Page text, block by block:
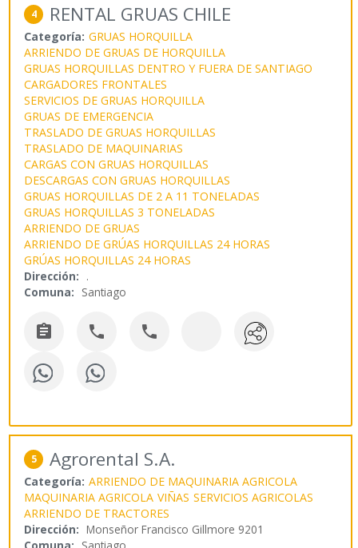
4 RENTAL GRUAS CHILE
Categoría: GRUAS HORQUILLA
ARRIENDO DE GRUAS DE HORQUILLA
GRUAS HORQUILLAS DENTRO Y FUERA DE SANTIAGO
CARGADORES FRONTALES
SERVICIOS DE GRUAS HORQUILLA
GRUAS DE EMERGENCIA
TRASLADO DE GRUAS HORQUILLAS
TRASLADO DE MAQUINARIAS
CARGAS CON GRUAS HORQUILLAS
DESCARGAS CON GRUAS HORQUILLAS
GRUAS HORQUILLAS DE 2 A 11 TONELADAS
GRUAS HORQUILLAS 3 TONELADAS
ARRIENDO DE GRUAS
ARRIENDO DE GRÚAS HORQUILLAS 24 HORAS
GRÚAS HORQUILLAS 24 HORAS
Dirección: .
Comuna: Santiago
  
5 Agrorental S.A.
Categoría: ARRIENDO DE MAQUINARIA AGRICOLA
MAQUINARIA AGRICOLA VIÑAS SERVICIOS AGRICOLAS
ARRIENDO DE TRACTORES
Dirección: Monseñor Francisco Gillmore 9201